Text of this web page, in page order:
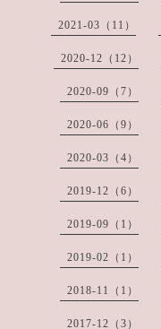
2021-03（11）
2020-12（12）
2020-09（7）
2020-06（9）
2020-03（4）
2019-12（6）
2019-09（1）
2019-02（1）
2018-11（1）
2017-12（3）